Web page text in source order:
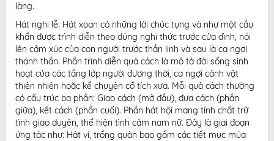
làng.
Hát nghi lễ: Hát xoan có những lời chúc tụng và như một cầu
khẩn được trình diễn theo đúng nghi thức trước cửa đình, nói
lên cảm xúc của con người trước thần linh và sau là ca ngợi
thánh thần. Phần trình diễn quả cách là mô tả đời sống sinh
hoạt của các tầng lớp người đương thời, ca ngợi cảnh vật
thiên nhiên hoặc kể chuyện cổ tích xưa. Mỗi quả cách thường
có cấu trúc ba phần: Giao cách (mở đầu), đưa cách (phần
giữa), kết cách (phần cuối). Phần hát hội mang tính chất trữ
tình giao duyên, thể hiện tình cảm nam nữ. Đây là giai đoạn
ứng tác như: Hát ví, trống quân bao gồm các tiết mục múa